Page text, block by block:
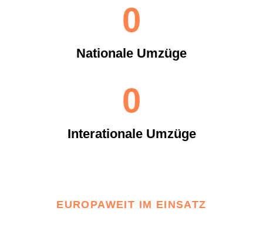
Nationale Umzüge
0
Interationale Umzüge
0
EUROPAWEIT IM EINSATZ